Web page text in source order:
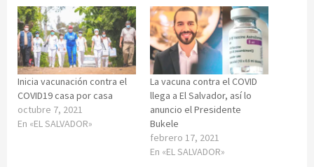
Inicia vacunación contra el
COVID19 casa por casa
octubre 7, 2021
En «EL SALVADOR»
La vacuna contra el COVID
llega a El Salvador, así lo
anuncio el Presidente
Bukele
febrero 17, 2021
En «EL SALVADOR»